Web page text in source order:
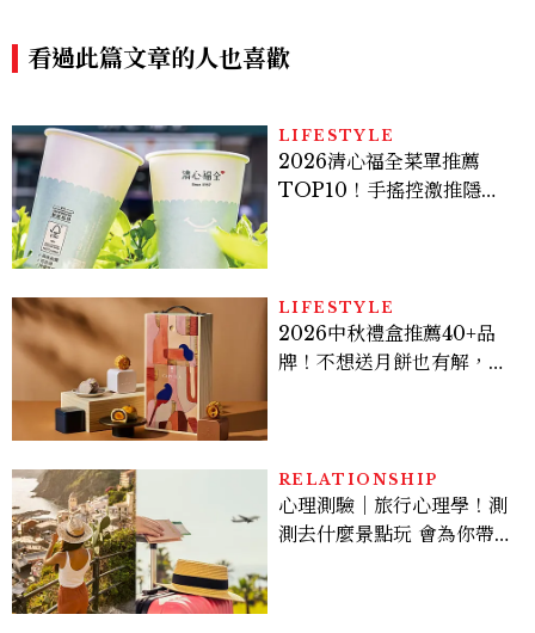
看過此篇文章的人也喜歡
LIFESTYLE
2026清心福全菜單推薦
TOP10！手搖控激推隱藏
LIFESTYLE
2026中秋禮盒推薦40+品
牌！不想送月餅也有解，送
RELATIONSHIP
心理測驗｜旅行心理學！測
測去什麼景點玩 會為你帶來